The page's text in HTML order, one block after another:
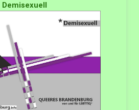
Demisexuell